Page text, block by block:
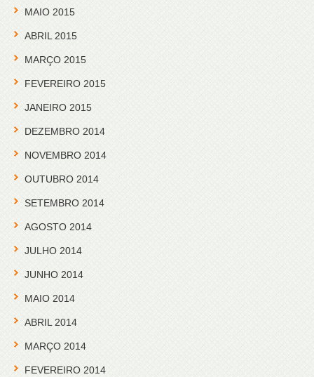
MAIO 2015
ABRIL 2015
MARÇO 2015
FEVEREIRO 2015
JANEIRO 2015
DEZEMBRO 2014
NOVEMBRO 2014
OUTUBRO 2014
SETEMBRO 2014
AGOSTO 2014
JULHO 2014
JUNHO 2014
MAIO 2014
ABRIL 2014
MARÇO 2014
FEVEREIRO 2014